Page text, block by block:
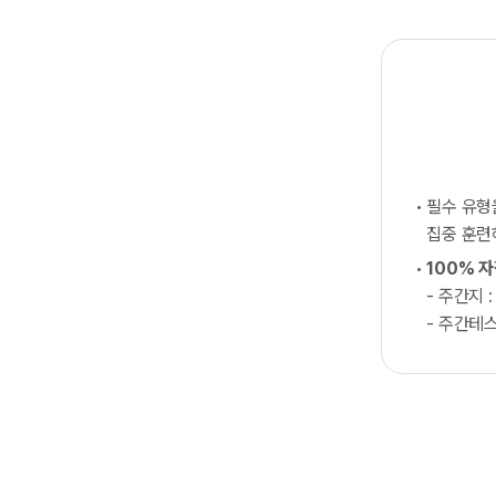
필수 유
집중 훈
100% 자
- 주간지
- 주간테